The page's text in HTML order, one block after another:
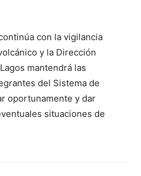
con la vigilancia
y la Dirección
mantendrá las
del Sistema de
oportunamente y dar
situaciones de